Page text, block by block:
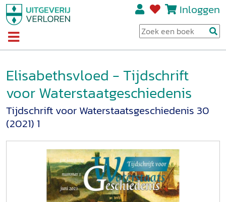
Inloggen
Elisabethsvloed - Tijdschrift
voor Waterstaatgeschiedenis
Tijdschrift voor Waterstaatsgeschiedenis 30
(2021) 1